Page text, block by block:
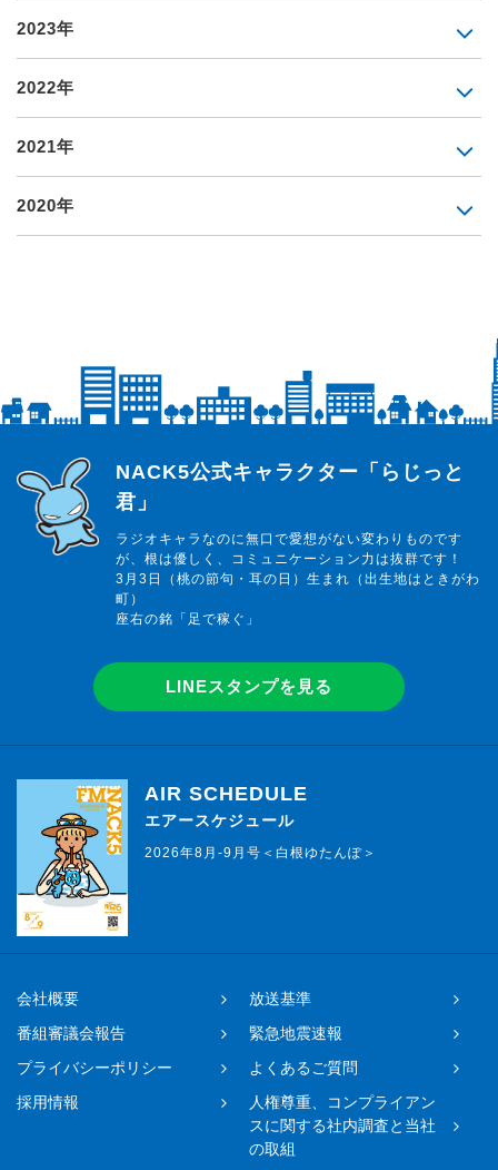
2023年
2022年
2021年
2020年
らじっと君
NACK5公式キャラクター「らじっと
君」
ラジオキャラなのに無口で愛想がない変わりものです
が、根は優しく、コミュニケーション力は抜群です！
3月3日（桃の節句・耳の日）生まれ（出生地はときがわ
町）
座右の銘「足で稼ぐ」
LINEスタンプを見る
AIR SCHEDULE
エアースケジュール
2026年8月-9月号＜白根ゆたんぽ＞
会社概要
放送基準
番組審議会報告
緊急地震速報
プライバシーポリシー
よくあるご質問
採用情報
人権尊重、コンプライアン
スに関する社内調査と当社
の取組